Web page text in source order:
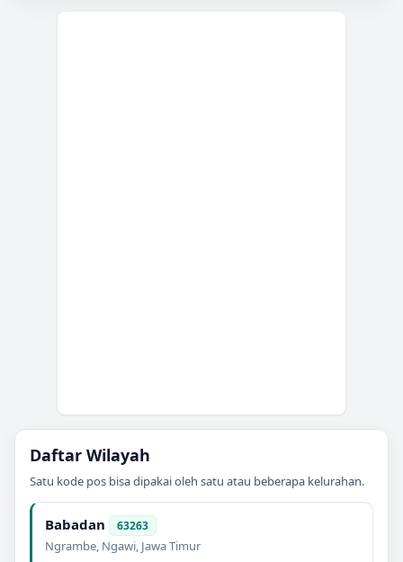
Daftar Wilayah
Satu kode pos bisa dipakai oleh satu atau beberapa kelurahan.
Babadan 63263
Ngrambe, Ngawi, Jawa Timur